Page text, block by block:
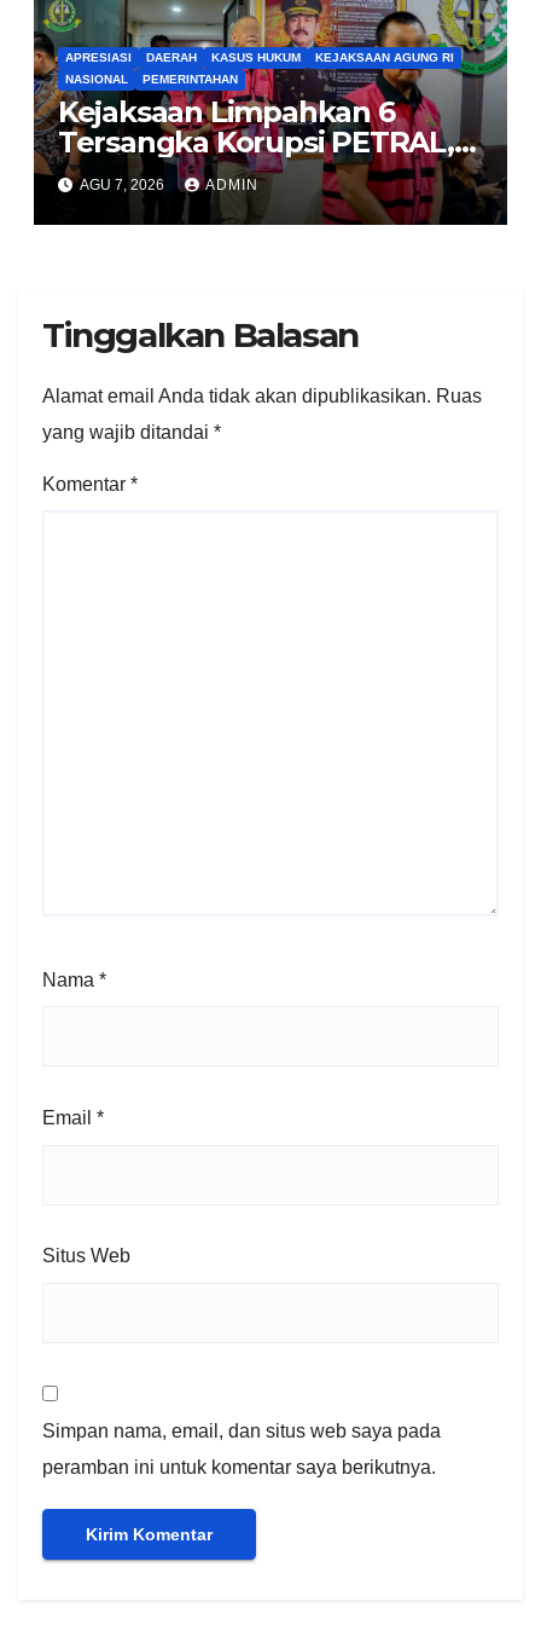
APRESIASI DAERAH KASUS HUKUM
KEJAKSAAN AGUNG RI
NASIONAL
PEMERINTAHAN
Kejaksaan Limpahkan 6
Tersangka Korupsi PETRAL,
PES dan ISC ke PN Tipikor
Jakarta Pusat
AGU 7, 2026 ADMIN
Tinggalkan Balasan
Alamat email Anda tidak akan dipublikasikan. Ruas
yang wajib ditandai *
Komentar *
Nama *
Email *
Situs Web
Simpan nama, email, dan situs web saya pada
peramban ini untuk komentar saya berikutnya.